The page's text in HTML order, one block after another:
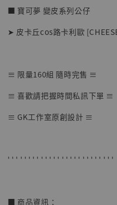
【店內現貨】七龍珠
NT$ 4,280
■ 寶可夢 變皮系列公仔
➤ 皮卡丘cos路卡利歐
≡ 限量160組 隨時完售 ≡
≡ 喜歡請把握時間私訊下單 ≡
≡ GK工作室原創設計 ≡
' ' ' ' ' ' ' ' ' ' ' ' ' ' ' ' ' ' ' ' ' ' ' ' ' '
■ 商品資訊：